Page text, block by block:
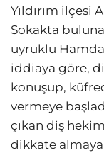
Yıldırım ilçesi
Sokakta
uyruklu Hamda
iddiaya göre,
konuşup,
vermeye
çıkan diş
dikkate